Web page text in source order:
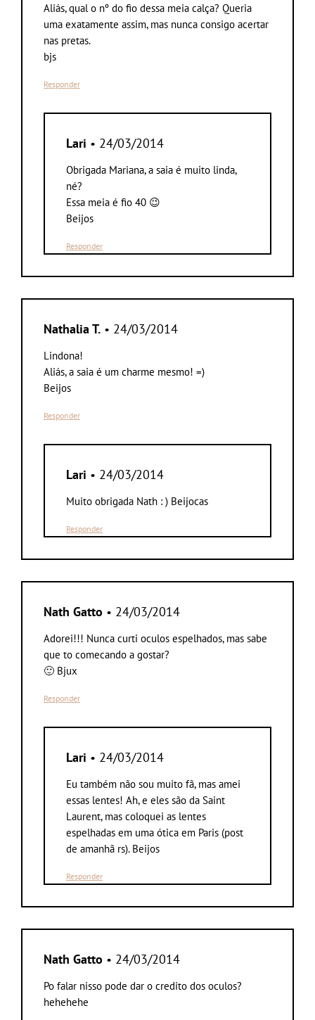
Aliás, qual o nº do fio dessa meia calça? Queria
uma exatamente assim, mas nunca consigo acertar
nas pretas.
bjs
Responder
Lari • 24/03/2014
Obrigada Mariana, a saia é muito linda,
né?
Essa meia é fio 40 😉
Beijos
Responder
Nathalia T. • 24/03/2014
Lindona!
Aliás, a saia é um charme mesmo! =)
Beijos
Responder
Lari • 24/03/2014
Muito obrigada Nath : ) Beijocas
Responder
Nath Gatto • 24/03/2014
Adorei!!! Nunca curti oculos espelhados, mas sabe
que to comecando a gostar?
🙂 Bjux
Responder
Lari • 24/03/2014
Eu também não sou muito fã, mas amei
essas lentes! Ah, e eles são da Saint
Laurent, mas coloquei as lentes
espelhadas em uma ótica em Paris (post
de amanhã rs). Beijos
Responder
Nath Gatto • 24/03/2014
Po falar nisso pode dar o credito dos oculos?
hehehehe